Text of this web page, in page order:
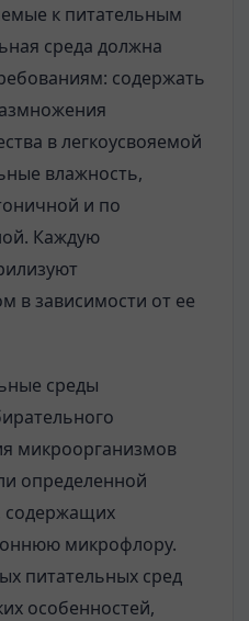
к питательным
среда должна
содержать
в легкоусвояемой
влажность,
и по
Каждую
в зависимости от ее
среды
микроорганизмов
определенной
содержащих
микрофлору.
питательных сред
особенностей,